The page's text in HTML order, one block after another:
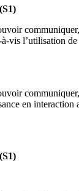
vis l’utilisation
en